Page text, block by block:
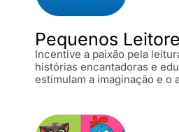
Pequenos
Incentive a paixão pela
histórias encantadoras e
estimulam a imaginação e o